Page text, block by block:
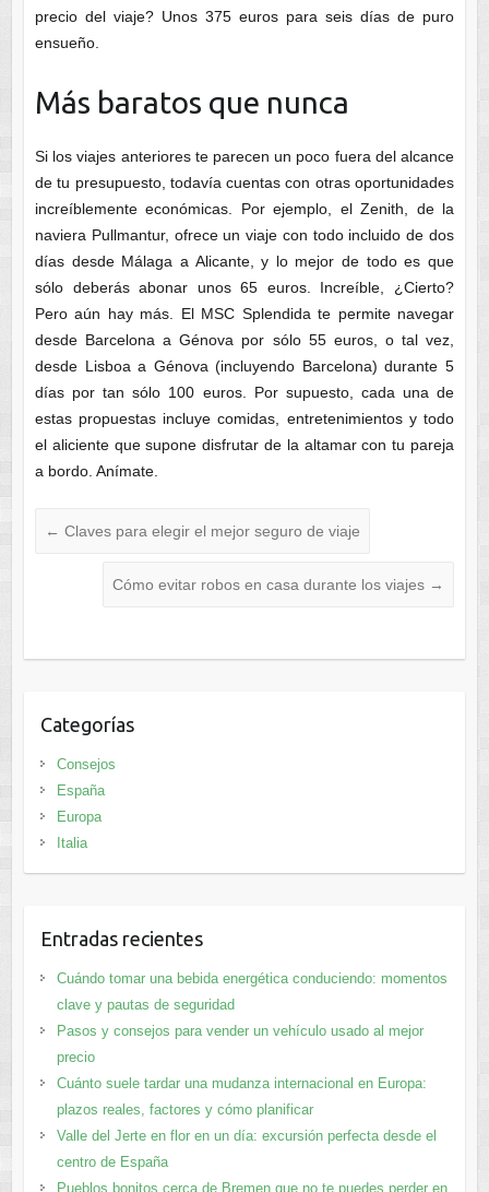
precio del viaje? Unos 375 euros para seis días de puro
ensueño.
Más baratos que nunca
Si los viajes anteriores te parecen un poco fuera del alcance
de tu presupuesto, todavía cuentas con otras oportunidades
increíblemente económicas. Por ejemplo, el Zenith, de la
naviera Pullmantur, ofrece un viaje con todo incluido de dos
días desde Málaga a Alicante, y lo mejor de todo es que
sólo deberás abonar unos 65 euros. Increíble, ¿Cierto?
Pero aún hay más. El MSC Splendida te permite navegar
desde Barcelona a Génova por sólo 55 euros, o tal vez,
desde Lisboa a Génova (incluyendo Barcelona) durante 5
días por tan sólo 100 euros. Por supuesto, cada una de
estas propuestas incluye comidas, entretenimientos y todo
el aliciente que supone disfrutar de la altamar con tu pareja
a bordo. Anímate.
← Claves para elegir el mejor seguro de viaje
Cómo evitar robos en casa durante los viajes →
Categorías
Consejos
España
Europa
Italia
Entradas recientes
Cuándo tomar una bebida energética conduciendo: momentos
clave y pautas de seguridad
Pasos y consejos para vender un vehículo usado al mejor
precio
Cuánto suele tardar una mudanza internacional en Europa:
plazos reales, factores y cómo planificar
Valle del Jerte en flor en un día: excursión perfecta desde el
centro de España
Pueblos bonitos cerca de Bremen que no te puedes perder en